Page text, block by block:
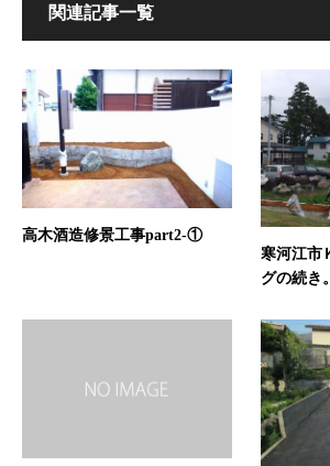
関連記事一覧
高木酒造修景工事part2-①
寒河江市
グの続き。